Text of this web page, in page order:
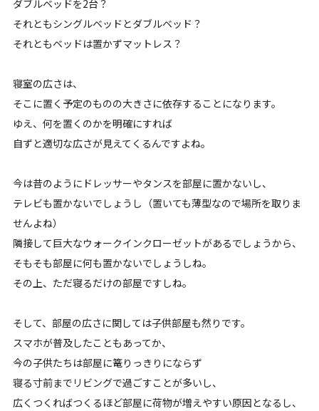
ダブルベッドを2台？
それともシングルベッドとダブルベッド？
それともベッドは置かずマットレス？
寝室の広さは、
そこに置く予定のものの大きさに依存することになります。
ゆえ、何を置くのかを明確にすれば
自ずと適切な広さが見えてくるんですよね。
今は昔のようにドレッサーやタンスを部屋に置かないし、
テレビも置かないでしょうし（置いても薄型なので場所を取りま
せんよね）
隣接して巨大なウォークインクローゼットがあるでしょうから、
そもそも部屋に何も置かないでしょうしね。
その上、ただ寝るだけの部屋ですしね。
そして、部屋の広さに関しては子供部屋も然りです。
スマホが普及したこともあってか、
今の子供たちは部屋に篭りっきりにならず
寝る寸前までリビングで過ごすことが多いし、
広くつくればつくるほど部屋に荷物が増えやすい原因となるし、